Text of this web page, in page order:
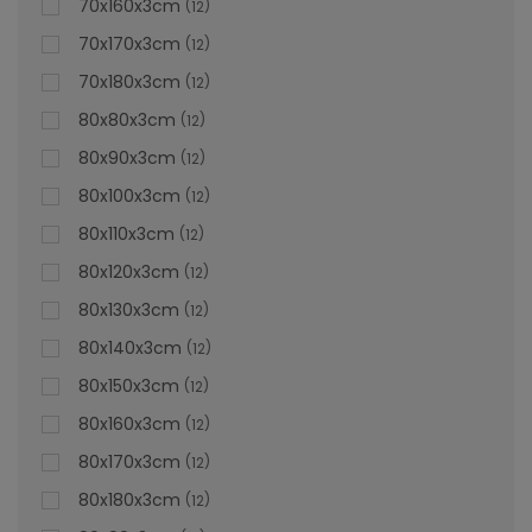
Cădiță De Duș Dalia, Crem, Cu Sifon Inclus
70x160x3cm 12
70x170x3cm 12
70x180x3cm 12
80x80x3cm 12
80x90x3cm 12
80x100x3cm 12
80x110x3cm 12
80x120x3cm 12
80x130x3cm 12
80x140x3cm 12
80x150x3cm 12
80x160x3cm 12
80x170x3cm 12
80x180x3cm 12